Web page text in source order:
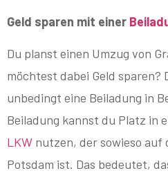
Geld sparen mit einer
Du planst einen Umzug von
möchtest dabei Geld sparen?
unbedingt eine Beiladung in
Beiladung kannst du Platz in
LKW nutzen, der sowieso auf
Potsdam ist. Das bedeutet,